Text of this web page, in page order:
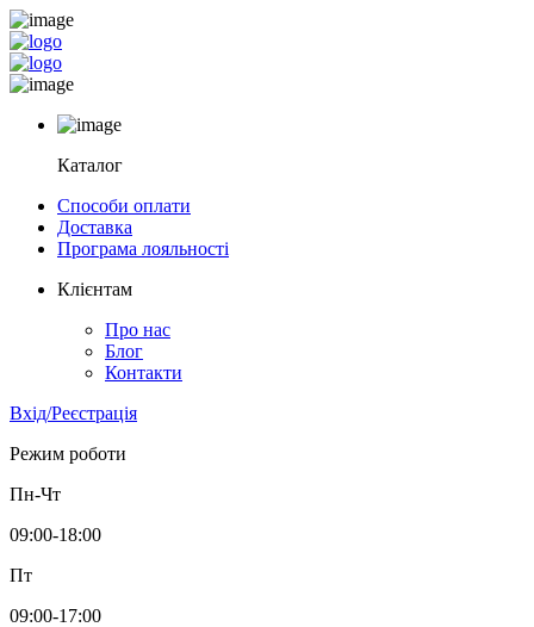
Каталог
Способи оплати
Доставка
Програма лояльності
Клієнтам
Про нас
Блог
Контакти
Вхід/Реєстрація
Режим роботи
Пн-Чт
09:00-18:00
Пт
09:00-17:00